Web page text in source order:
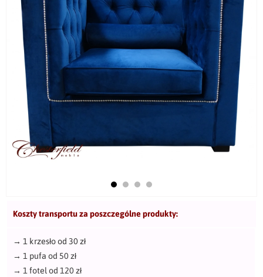
Koszty transportu za poszczególne produkty:
→ 1 krzesło od 30 zł
→ 1 pufa od 50 zł
→ 1 fotel od 120 zł